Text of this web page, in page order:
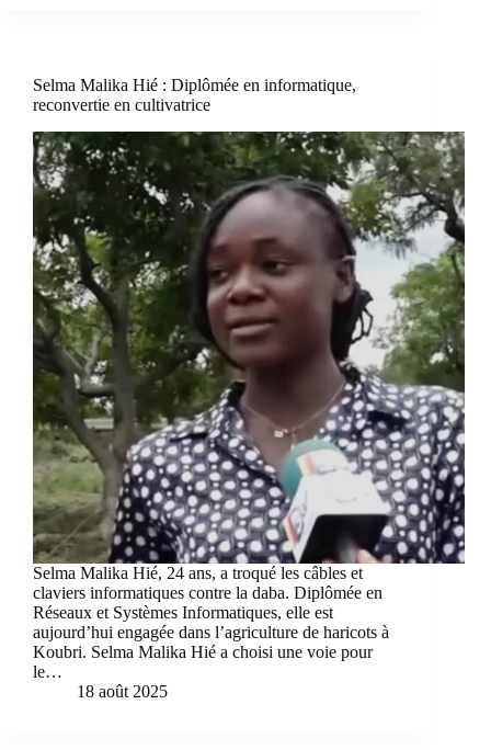
Selma Malika Hié : Diplômée en informatique,
reconvertie en cultivatrice
Selma Malika Hié, 24 ans, a troqué les câbles et
claviers informatiques contre la daba. Diplômée en
Réseaux et Systèmes Informatiques, elle est
aujourd’hui engagée dans l’agriculture de haricots à
Koubri. Selma Malika Hié a choisi une voie pour
le…
18 août 2025